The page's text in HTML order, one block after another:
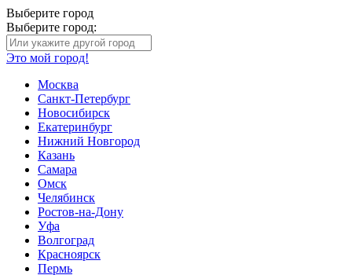
Выберите город
Выберите город:
Это мой город!
Москва
Санкт-Петербург
Новосибирск
Екатеринбург
Нижний Новгород
Казань
Самара
Омск
Челябинск
Ростов-на-Дону
Уфа
Волгоград
Красноярск
Пермь